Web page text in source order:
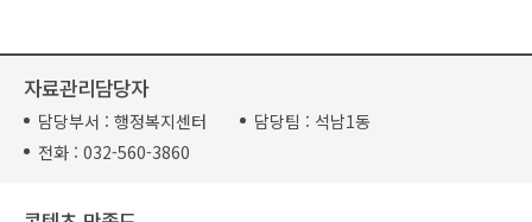
자료관리담당자
담당부서 : 행정복지센터 담당팀 : 석남1동
전화 : 032-560-3860